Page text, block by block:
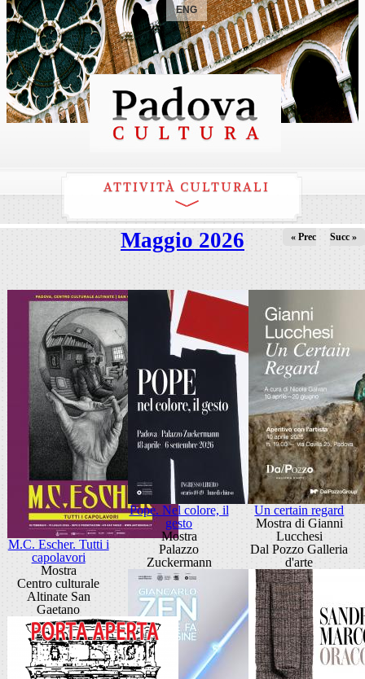
ENG
ATTIVITÀ CULTURALI
Maggio 2026 « Prec Succ »
M.C. Escher. Tutti i
capolavori
Mostra
Centro culturale
Altinate San
Gaetano
Pope. Nel colore, il
gesto
Mostra
Palazzo
Zuckermann
Un certain regard
Mostra di Gianni
Lucchesi
Dal Pozzo Galleria
d'arte